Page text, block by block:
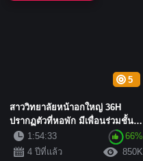
5
สาววิทยาลัยหน้าอกใหญ่ 36H
ปรากฏตัวที่หอพัก มีเพื่อนร่วมชั้นดู
ละครทีวีอยู่ใกล้ ๆ เธ...
1:54:33
66%
4 ปีที่แล้ว
850K